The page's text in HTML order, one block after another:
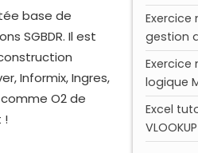
base de
SGBDR. Il est
Informix, Ingres,
O2 de
!
Exercice
gestion
logique
Excel
VLOOKUP